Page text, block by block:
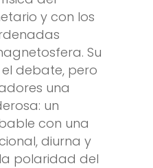
y con los
Su
debate, pero
una
un
con una
diurna y
polaridad del